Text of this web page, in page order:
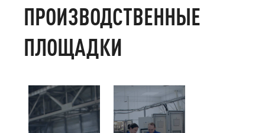
ПРОИЗВОДСТВЕННЫЕ
ПЛОЩАДКИ